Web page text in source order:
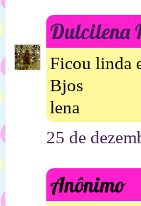
Dulcilena
Ficou linda
Bjos
lena
25 de
Anônimo